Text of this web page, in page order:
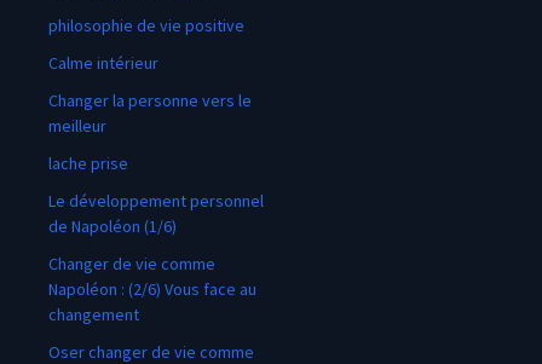
philosophie de vie positive
Calme intérieur
Changer la personne vers le
meilleur
lache prise
Le développement personnel
de Napoléon (1/6)
Changer de vie comme
Napoléon : (2/6) Vous face au
changement
Oser changer de vie comme